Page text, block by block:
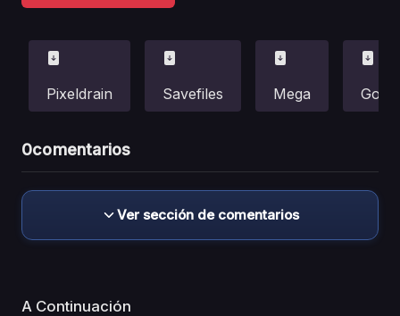
Pixeldrain Savefiles Mega Gofile
0comentarios
Ver sección de comentarios
A Continuación